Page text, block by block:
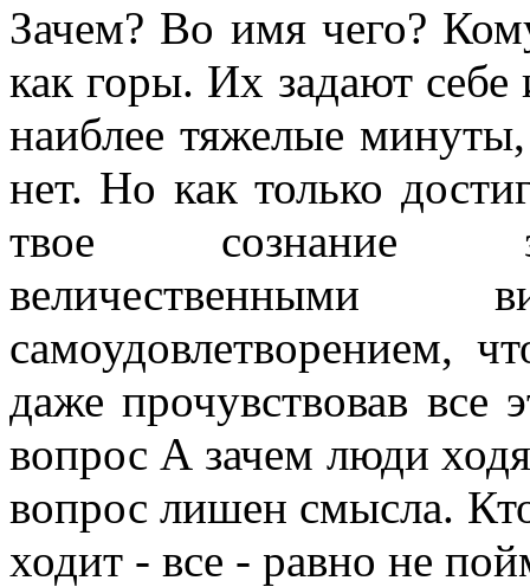
Зачем? Во имя чего?
как горы. Их задают
наиблее тяжелые
нет. Но как только
твое сознание
самоудовлетворением,
даже прочувствовав
вопрос А зачем люди
вопрос лишен смысла.
ходит - все - равно не